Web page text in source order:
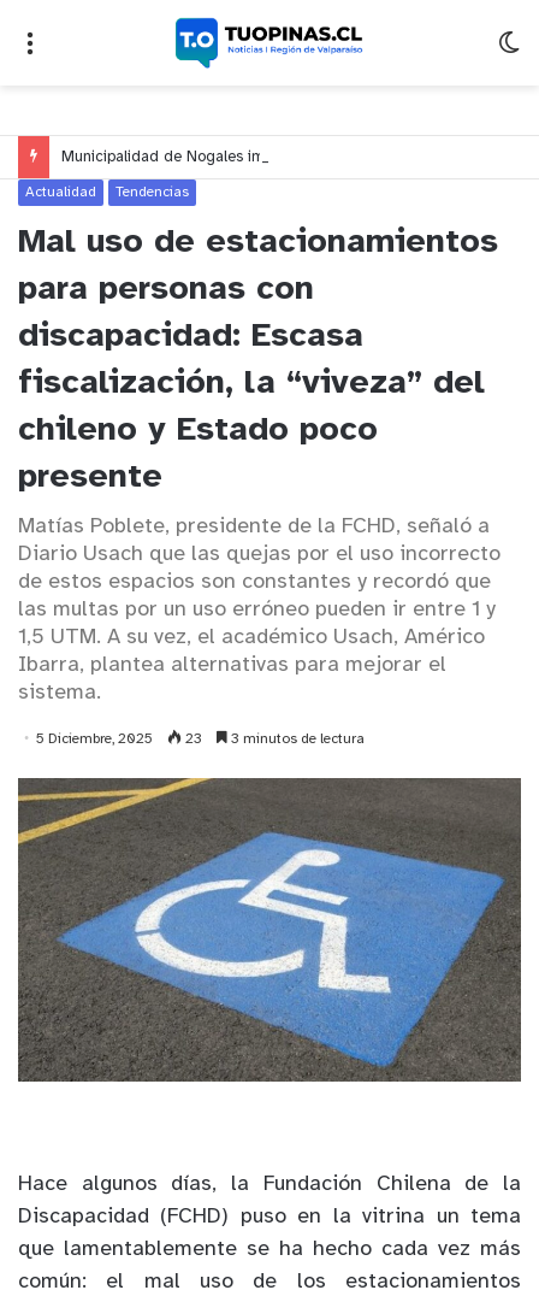
Actualidad Tendencias
Mal uso de estacionamientos
para personas con
discapacidad: Escasa
fiscalización, la “viveza” del
chileno y Estado poco
presente
Matías Poblete, presidente de la FCHD, señaló a
Diario Usach que las quejas por el uso incorrecto
de estos espacios son constantes y recordó que
las multas por un uso erróneo pueden ir entre 1 y
1,5 UTM. A su vez, el académico Usach, Américo
Ibarra, plantea alternativas para mejorar el
sistema.
5 Diciembre, 2025 23 3 minutos de lectura
Hace algunos días, la Fundación Chilena de la
Discapacidad (FCHD) puso en la vitrina un tema
que lamentablemente se ha hecho cada vez más
común: el mal uso de los estacionamientos